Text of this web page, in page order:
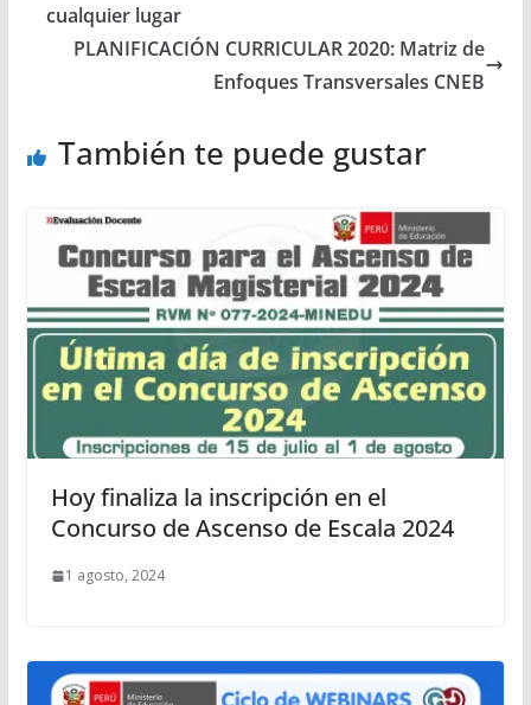
cualquier lugar
PLANIFICACIÓN CURRICULAR 2020: Matriz de
Enfoques Transversales CNEB
También te puede gustar
Hoy finaliza la inscripción en el
Concurso de Ascenso de Escala 2024
1 agosto, 2024